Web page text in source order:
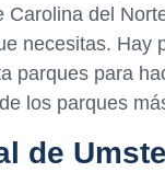
Carolina del
necesitas. Hay
parques para
los parques
de